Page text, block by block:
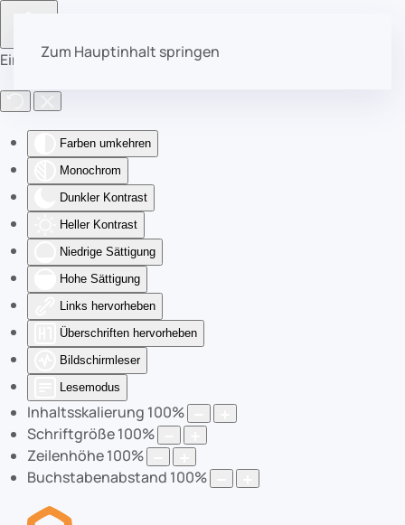
Eingabehilfen öffnen
Farben umkehren
Monochrom
Dunkler Kontrast
Heller Kontrast
Niedrige Sättigung
Hohe Sättigung
Links hervorheben
Überschriften hervorheben
Bildschirmleser
Lesemodus
Inhaltsskalierung 100%
Schriftgröße100%
Zeilenhöhe100%
Buchstabenabstand 100%
Zum Hauptinhalt springen